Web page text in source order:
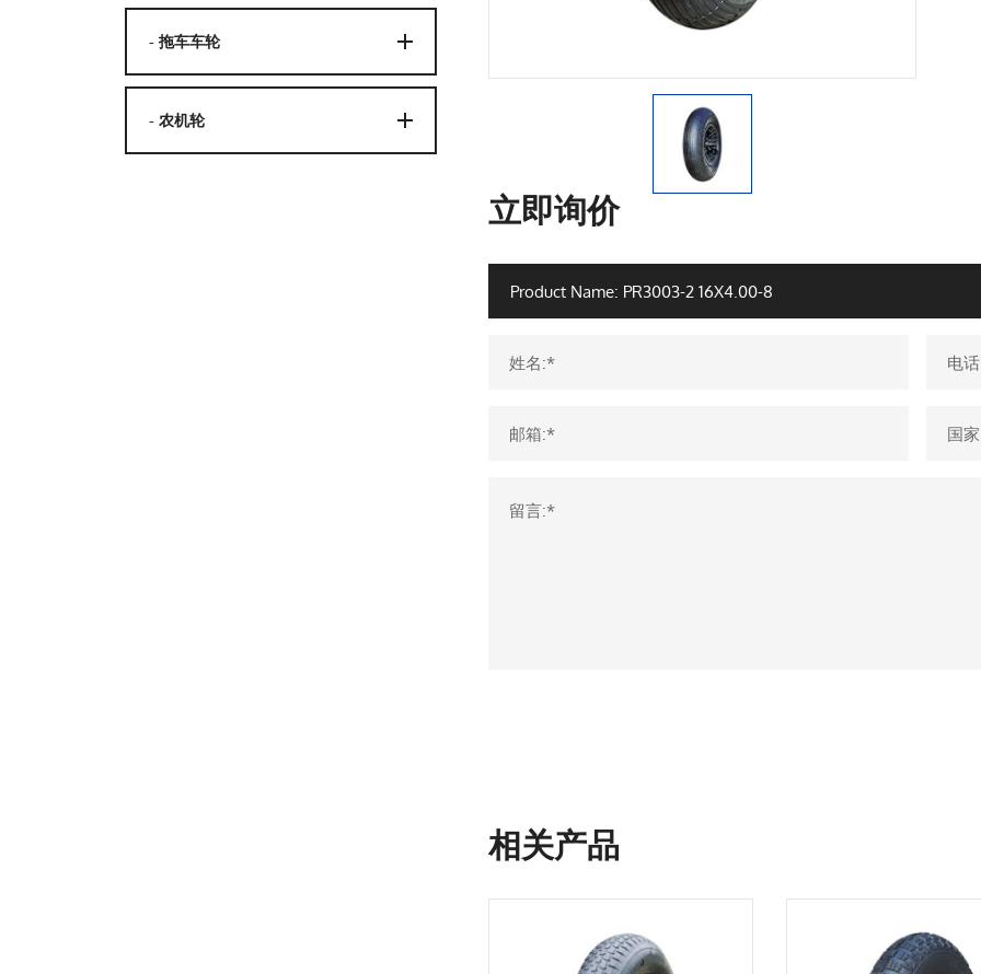
- 拖车车轮
- 农机轮
立即询价
姓名:* 电
邮箱:* 国
留言:*
相关产品